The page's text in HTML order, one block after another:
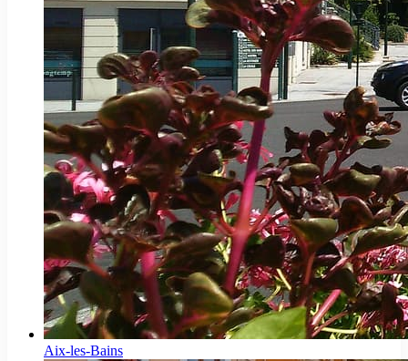
Aix-les-Bains